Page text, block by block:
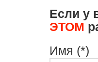
Если у
ЭТОМ
Имя (*)